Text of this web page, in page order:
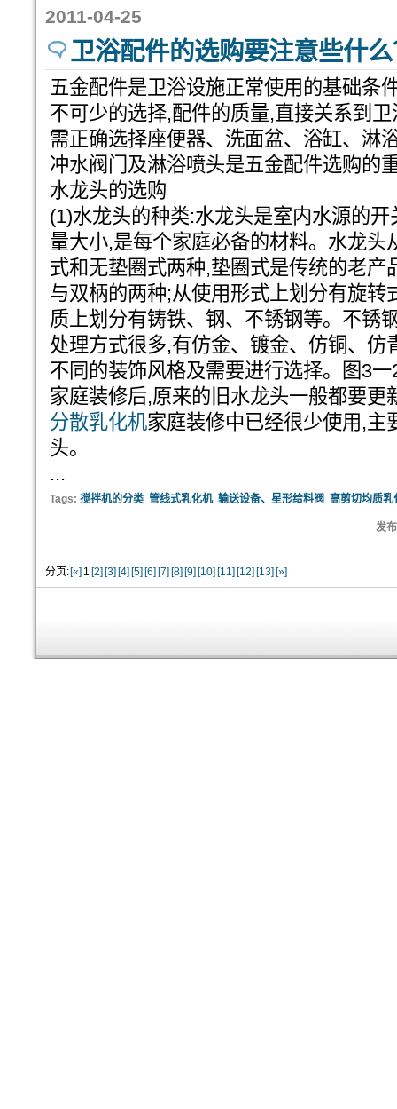
2011-04-25
卫浴配件的选购要注意些什
五金配件是卫浴设施正常使用的基础条
不可少的选择,配件的质量,直接关系到
需正确选择座便器、洗面盆、浴缸、淋
冲水阀门及淋浴喷头是五金配件选购的
水龙头的选购
(1)水龙头的种类:水龙头是室内水源的
量大小,是每个家庭必备的材料。水龙头
式和无垫圈式两种,垫圈式是传统的老产
与双柄的两种;从使用形式上划分有旋转
质上划分有铸铁、钢、不锈钢等。不锈
处理方式很多,有仿金、镀金、仿铜、仿
不同的装饰风格及需要进行选择。图3
家庭装修后,原来的旧水龙头一般都要更
分散乳化机家庭装修中已经很少使用,主
头。
...
Tags: 搅拌机的分类 管线式乳化机 输送设备、星形给料阀 高剪切均质乳
发
分页: [«] 1 [2] [3] [4] [5] [6] [7] [8] [9] [10] [11] [12] [13] [»]